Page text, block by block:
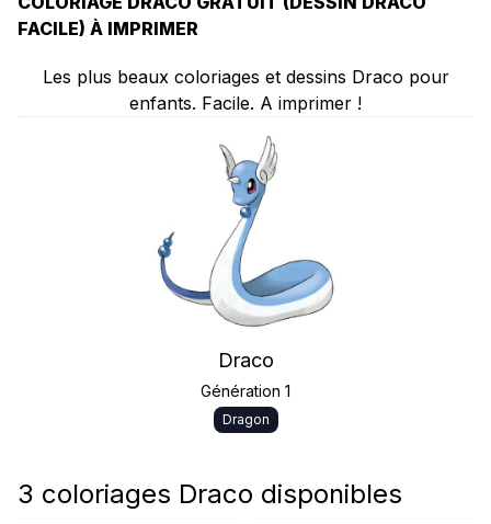
FACILE) À IMPRIMER
Les plus beaux coloriages et dessins Draco pour
enfants. Facile. A imprimer !
Draco
Génération 1
Dragon
3 coloriages Draco disponibles